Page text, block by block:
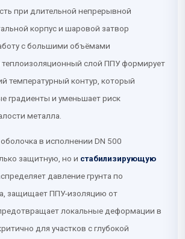
при длительной непрерывной
корпус и шаровой затвор
с большими объёмами
теплоизоляционный слой ППУ формирует
температурный контур, который
градиенты и уменьшает риск
металла.
в исполнении DN 500
защитную, но и стабилизирующую
давление грунта по
защищает ППУ-изоляцию от
локальные деформации в
для участков с глубокой